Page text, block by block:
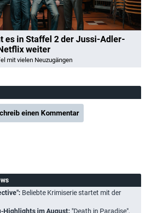
es in Staffel 2 der Jussi-Adler-
weiter
mit vielen Neuzugängen
einen Kommentar
Beliebte Krimiserie startet mit der
Highlights im August: "Death in Paradise",